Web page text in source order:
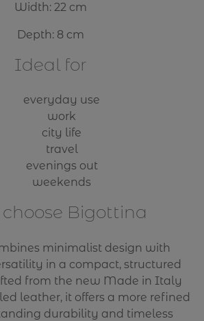
Width: 22 cm
Depth: 8 cm
Ideal for
everyday use
work
city life
travel
evenings out
weekends
Bigottina
minimalist design with
in a compact, structured
from the new Made in Italy
leather, it offers a more refined
durability and timeless